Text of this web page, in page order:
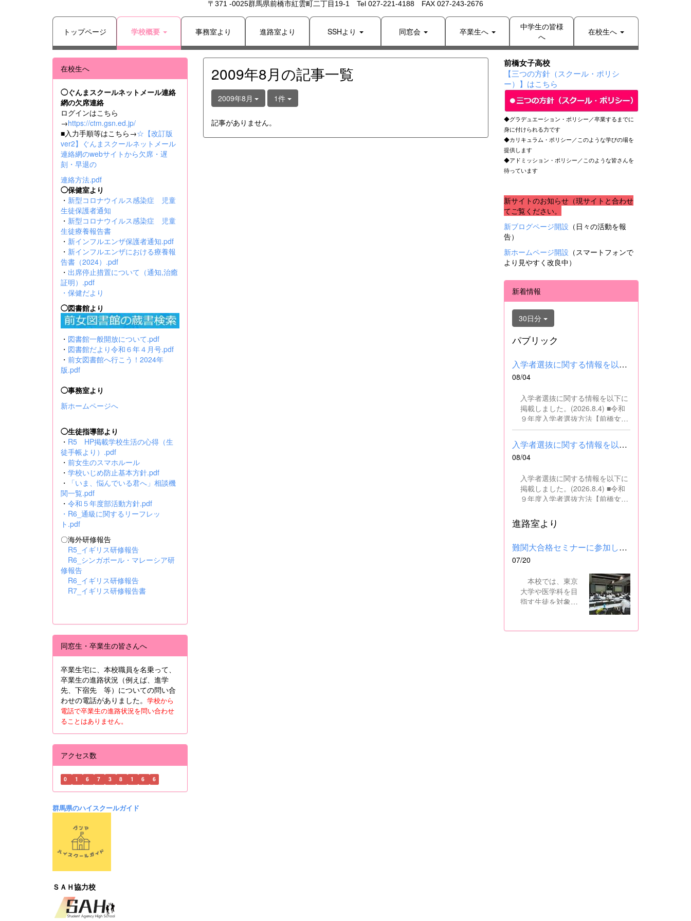
〒371 -0025群馬県前橋市紅雲町二丁目19-1 Tel 027-221-4188 FAX 027-243-2676
トップページ 学校概要 事務室より 進路室より SSHより 同窓会 卒業生へ
中学生の皆様
へ
在校生へ
2009年8月の記事一覧
2009年8月 1件
記事がありません。
在校生へ
◯ぐんまスクールネットメール連絡
網の欠席連絡
ログインはこちら
→https://ctm.gsn.ed.jp/
■入力手順等はこちら→☆【改訂版
ver2】ぐんまスクールネットメール
連絡網のwebサイトから欠席・遅
刻・早退の
連絡方法.pdf
◯保健室より
・ 新型コロナウイルス感染症 児童
生徒保護者通知
・ 新型コロナウイルス感染症 児童
生徒療養報告書
・ 新インフルエンザ保護者通知.pdf
・ 新インフルエンザにおける療養報
告書（2024）.pdf
・ 出席停止措置について（通知,治癒
証明）.pdf
・ 保健だより
◯図書館より
・ 図書館一般開放について.pdf
・ 図書館だより令和６年４月号.pdf
・ 前女図書館へ行こう！2024年
版.pdf
◯事務室より
新ホームページへ
◯生徒指導部より
・ R5 HP掲載学校生活の心得（生
徒手帳より）.pdf
・ 前女生のスマホルール
・ 学校いじめ防止基本方針.pdf
・
「いま、悩んでいる君へ」相談機
関一覧.pdf
・ 令和５年度部活動方針.pdf
・ R6_通級に関するリーフレッ
ト.pdf
〇海外研修報告
R5_イギリス研修報告
R6_シンガポール・マレーシア研
修報告
R6_イギリス研修報告
R7_イギリス研修報告書
同窓生・卒業生の皆さんへ
卒業生宅に、本校職員を名乗って、
卒業生の進路状況（例えば、進学
先、下宿先 等）についての問い合
わせの電話がありました。 学校から
電話で卒業生の進路状況を問い合わせ
ることはありません。
アクセス数
0 1 6 7 3 8 1 6 6
群馬県のハイスクールガイド
ＳＡＨ協力校
前橋女子高校
【三つの方針（スクール・ポリシ
ー）】はこちら
◆グラデュエーション・ポリシー／卒業するまでに
身に付けられる力です
◆カリキュラム・ポリシー／このような学びの場を
提供します
◆アドミッション・ポリシー／このような皆さんを
待っています
新サイトのお知らせ（現サイトと合わせ
てご覧ください。
新ブログページ開設 （日々の活動を報
告）
新ホームページ開設 （スマートフォンで
より見やすく改良中）
新着情報
30日分
パブリック
入学者選抜に関する情報を以下に掲載しました。(2026.8.4) ■令和...
08/04
入学者選抜に関する情報を以下に
掲載しました。(2026.8.4) ■令和
９年度入学者選抜方法【前橋女子
高校】pdf はこちら ■群馬県教育
委員会webサイト 高校入試に関
するページはこちら
入学者選抜に関する情報を以下に掲載しました。(2026.8.4) ■令和...
08/04
入学者選抜に関する情報を以下に
掲載しました。(2026.8.4) ■令和
９年度入学者選抜方法【前橋女子
委員会webサイト 高校入試に関
するページはこちら
進路室より
難関大合格セミナーに参加しました
07/20
本校では、東京
大学や医学科を目
指す生徒を対象
格セミナーを行っ